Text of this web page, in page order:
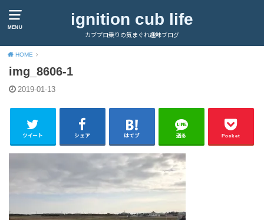
MENU ignition cub life
カブプロ乗りの気まぐれ趣味ブログ
HOME
img_8606-1
2019-01-13
ツイート シェア はてブ 送る Pocket